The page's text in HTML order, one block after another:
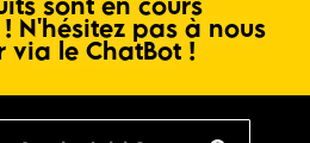
N'hésitez pas à nous
via le ChatBot !